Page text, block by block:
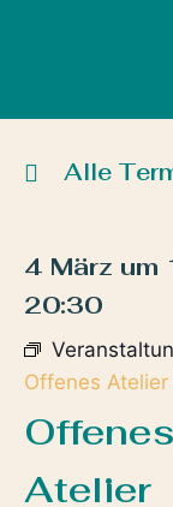
Alle
4 März um
20:30
Offenes Atelier
Offenes
Atelier